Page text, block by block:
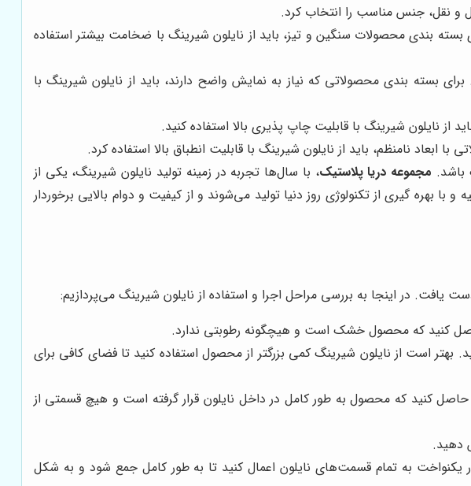
و نقل، جنس مناسب را انتخاب کرد.
بندی محصولات سنگین و تیز، باید از نایلون شیرینگ با ضخامت بیشتر استفاده
بسته بندی محصولاتی که نیاز به نمایش واضح دارند، باید از نایلون شیرینگ با
از نایلون شیرینگ با قابلیت چاپ پذیری بالا استفاده کنید.
نامنظم، باید از نایلون شیرینگ با قابلیت انطباق بالا استفاده کرد.
باشد. مجموعه دریا پلاستیک، با سال‌ها تجربه در زمینه تولید نایلون شیرینگ، یکی از
بهره گیری از تکنولوژی روز دنیا تولید می‌شوند و از کیفیت و دوام بالایی برخوردار
یافت. در اینجا به بررسی مراحل اجرا و استفاده از نایلون شیرینگ می‌پردازیم:
حاصل کنید که محصول خشک است و هیچگونه رطوبتی ندارد.
است از نایلون شیرینگ کمی بزرگتر از محصول استفاده کنید تا فضای کافی برای
کنید که محصول به طور کامل در داخل نایلون قرار گرفته است و هیچ قسمتی از
دهید.
یکنواخت به تمام قسمت‌های نایلون اعمال کنید تا به طور کامل جمع شود و به شکل